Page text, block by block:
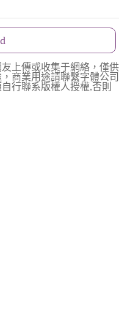
上傳或收集于網絡，僅供
商業用途請聯繫字體公司
行聯系版權人授權,否則